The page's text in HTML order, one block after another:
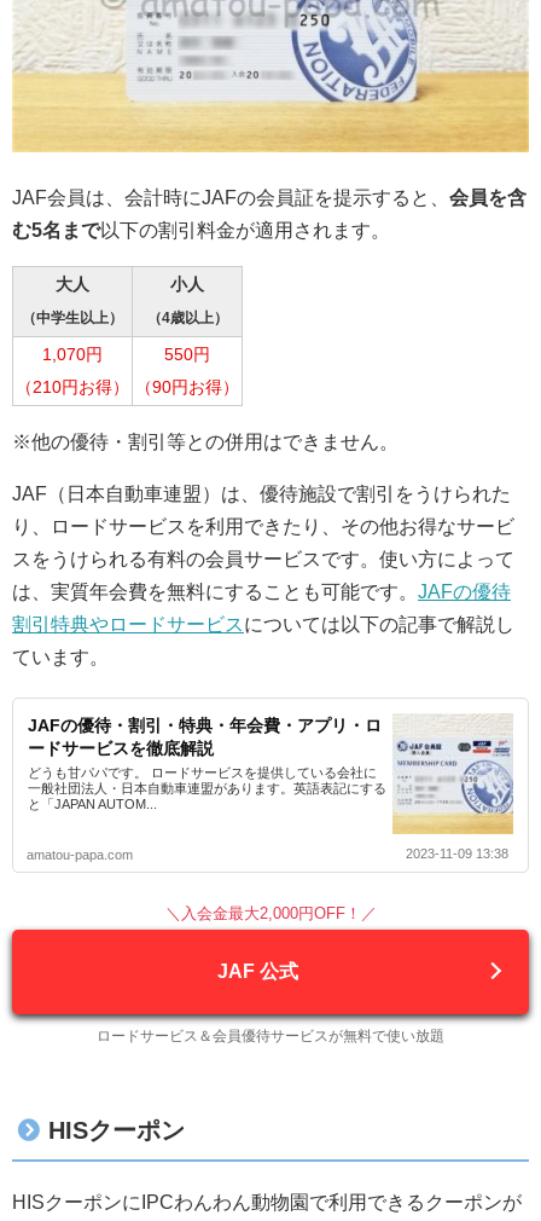
JAF会員は、会計時にJAFの会員証を提示すると、 会員を含
む5名まで以下の割引料金が適用されます。
大人
（中学生以上）
小人
（4歳以上）
1,070円
（210円お得）
550円
（90円お得）
※他の優待・割引等との併用はできません。
JAF（日本自動車連盟）は、優待施設で割引をうけられた
り、ロードサービスを利用できたり、その他お得なサービ
スをうけられる有料の会員サービスです。使い方によって
は、実質年会費を無料にすることも可能です。 JAFの優待
割引特典やロードサービスについては以下の記事で解説し
ています。
JAFの優待・割引・特典・年会費・アプリ・ロ
ードサービスを徹底解説
どうも甘パパです。 ロードサービスを提供している会社に
一般社団法人・日本自動車連盟があります。英語表記にする
と「JAPAN AUTOM...
amatou-papa.com 2023-11-09 13:38
＼入会金最大2,000円OFF！／
JAF 公式
ロードサービス＆会員優待サービスが無料で使い放題
HISクーポン
HISクーポンにIPCわんわん動物園で利用できるクーポンが